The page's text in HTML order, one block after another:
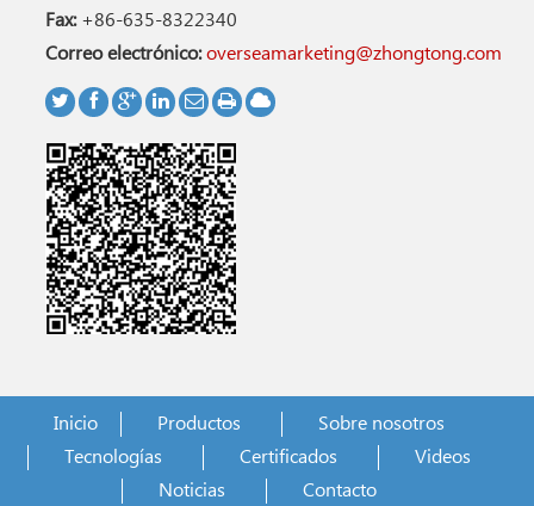
Fax:+86-635-8322340
Correo electrónico:overseamarketing@zhongtong.com
Inicio Productos
Sobre nosotros
Tecnologías
Certificados
Videos
Noticias
Contacto